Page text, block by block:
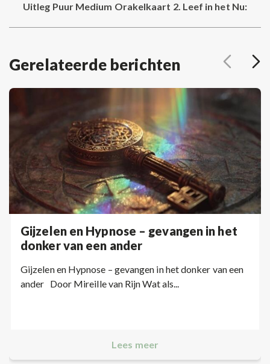
Next
post:
Uitleg Puur Medium Orakelkaart 2. Leef in het Nu:
Gerelateerde berichten
Gijzelen en Hypnose – gevangen in het
donker van een ander
Gijzelen en Hypnose – gevangen in het donker van een
ander Door Mireille van Rijn Wat als...
Lees meer